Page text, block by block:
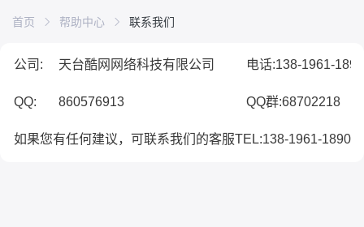
首页 帮助中心 联系我们
公司: 天台酷网网络科技有限公司 电话:138-1961-
QQ: 860576913 QQ群:68702218
如果您有任何建议，可联系我们的客服TEL:138-1961-1890